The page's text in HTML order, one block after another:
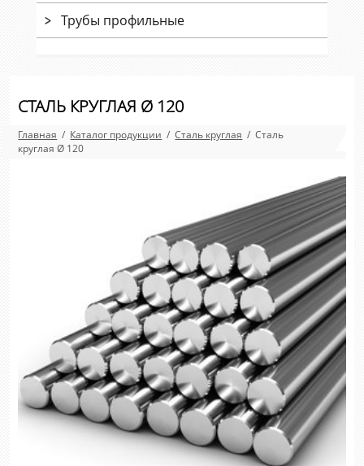
Трубы профильные
СТАЛЬ КРУГЛАЯ Ø 120
Главная / Каталог продукции /Сталь круглая / Сталь
круглая Ø 120